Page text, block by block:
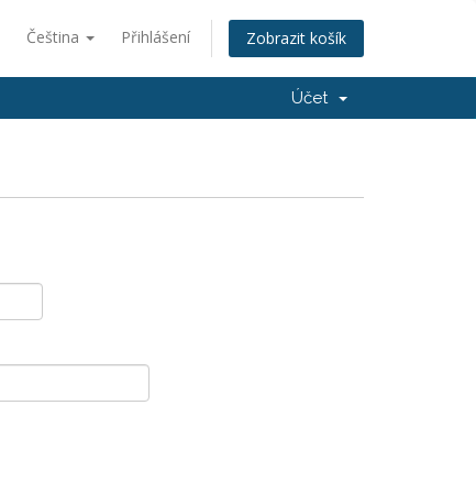
Čeština Přihlášení Zobrazit košík
Účet